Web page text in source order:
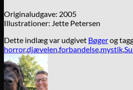
Originaludgave: 2005
Illustrationer: Jette Petersen
Dette indlæg var udgivet Bøgerog
horror,djævelen forbandelse mystik